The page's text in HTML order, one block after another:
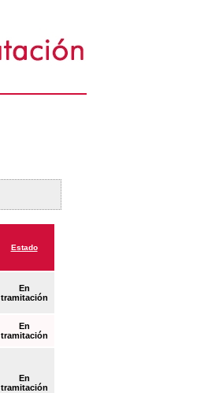
Estado
En
tramitación
En
tramitación
En
tramitación